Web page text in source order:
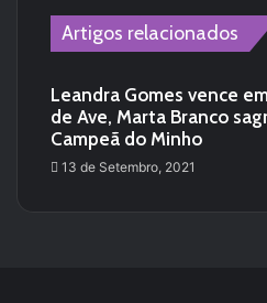
Artigos relacionados
Leandra Gomes vence
de Ave, Marta Branco
Campeã do Minho
13 de Setembro, 2021